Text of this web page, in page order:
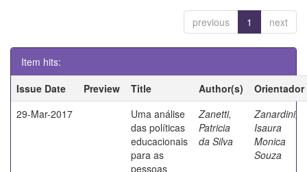
previous 1 next
Item hits:
Issue Date
Preview Title Author(s)
Orientador
29-Mar-2017
Uma análise
das políticas
educacionais
para as
pessoas
Zanetti,
Patricia
da Silva
Zanardini,
Isaura
Monica
Souza